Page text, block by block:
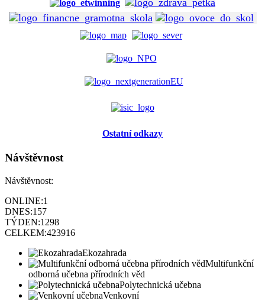
Ostatní odkazy
Návštěvnost
Návštěvnost:
ONLINE:1
DNES:157
TÝDEN:1298
CELKEM:423916
Ekozahrada
Multifunkční
odborná učebna přírodních věd
Polytechnická učebna
Venkovní